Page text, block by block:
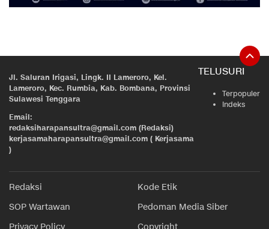
Jl. Saluran Irigasi, Lingk. II Lameroro, Kel.
Lameroro, Kec. Rumbia, Kab. Bombana, Provinsi
Sulawesi Tenggara
Email:
redaksiharapansultra@gmail.com (Redaksi)
kerjasamaharapansultra@gmail.com ( Kerjasama
)
TELUSURI
Terpopuler
Indeks
Redaksi
Kode Etik
SOP Wartawan
Pedoman Media Siber